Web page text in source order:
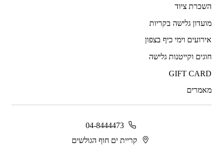
השכרת ציוד
מועדון גלישה בקריות
אירועים וימי כיף בצפון
חוגים וקייטנות גלישה
GIFT CARD
מאמרים
04-8444473
קריית ים חוף הגולשים